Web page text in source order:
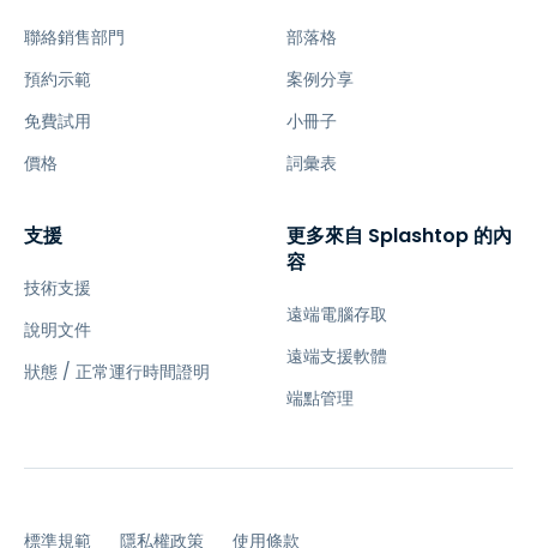
聯絡銷售部門
預約示範
免費試用
價格
部落格
案例分享
小冊子
詞彙表
支援
技術支援
說明文件
狀態 / 正常運行時間證明
更多來自 Splashtop 的內
容
遠端電腦存取
遠端支援軟體
端點管理
標準規範 隱私權政策 使用條款